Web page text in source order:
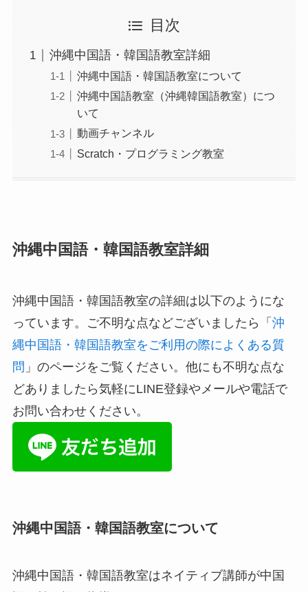
目次
沖縄中国語・韓国語教室詳細
沖縄中国語・韓国語教室について
沖縄中国語教室（沖縄韓国語教室）につ
いて
動画チャンネル
Scratch・プログラミング教室
沖縄中国語・韓国語教室詳細
沖縄中国語・韓国語教室の詳細は以下のようにな
っています。ご不明な点などございましたら「 沖
縄中国語・韓国語教室をご利用の際によくある質
問 」のページをご覧ください。他にも不明な点な
どありましたら気軽にLINE登録やメールや電話で
お問い合わせください。
沖縄中国語・韓国語教室について
沖縄中国語・韓国語教室はネイティブ講師が中国